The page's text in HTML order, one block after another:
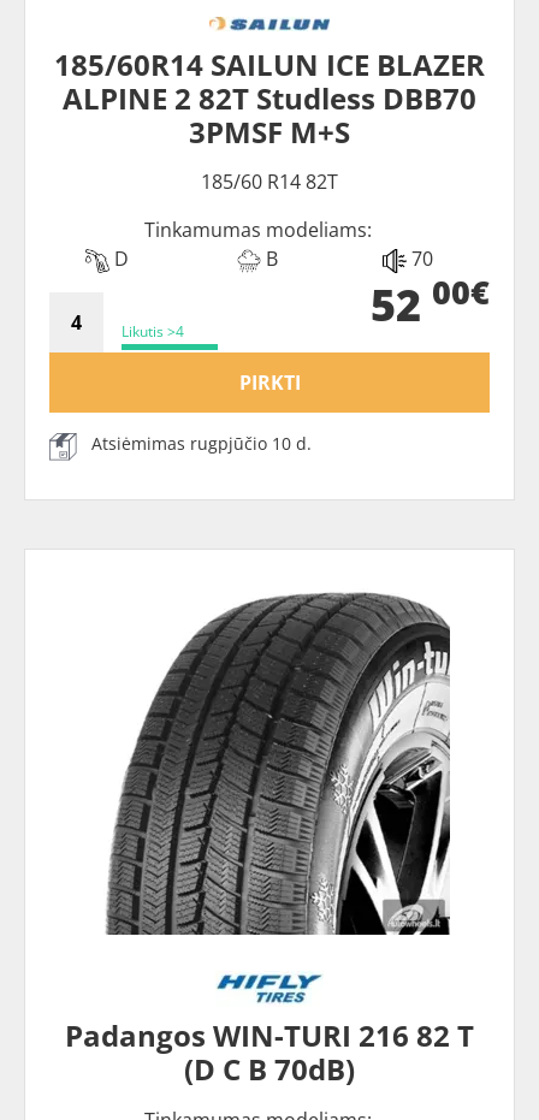
185/60R14 SAILUN ICE BLAZER
ALPINE 2 82T Studless DBB70
3PMSF M+S
185/60 R14 82T
Tinkamumas modeliams:
D
B 70
Likutis >4 52 00€
PIRKTI
Atsiėmimas rugpjūčio 10 d.
Padangos WIN-TURI 216 82 T
(D C B 70dB)